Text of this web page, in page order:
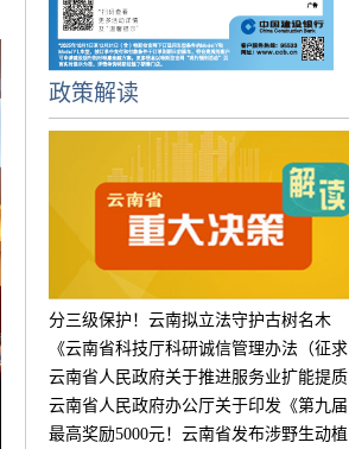
政策解读
分三级保护！云南拟立法守护古树名木
《云南省科技厅科研诚信管理办法（征求
意见
云南省人民政府关于推进服务业扩能提质
的实
云南省人民政府办公厅关于印发《第九届
中国
最高奖励5000元！云南省发布涉野生动植